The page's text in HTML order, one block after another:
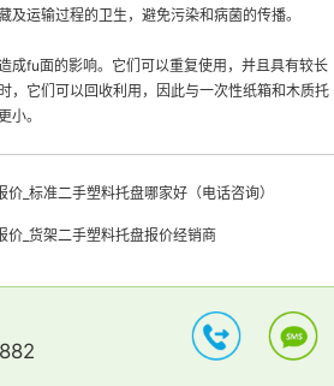
及运输过程的卫生，避免污染和病菌的传播。
成fu面的影响。它们可以重复使用，并且具有较长
，它们可以回收利用，因此与一次性纸箱和木质托
小。
价_标准二手塑料托盘哪家好（电话咨询）
价_货架二手塑料托盘报价经销商